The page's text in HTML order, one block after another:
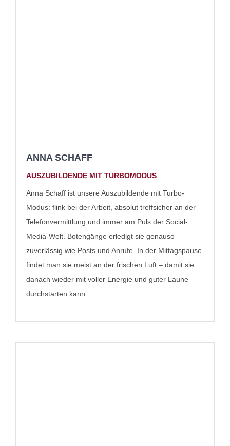
ANNA SCHAFF
AUSZUBILDENDE MIT TURBOMODUS
Anna Schaff ist unsere Auszubildende mit Turbo-
Modus: flink bei der Arbeit, absolut treffsicher an der
Telefonvermittlung und immer am Puls der Social-
Media-Welt. Botengänge erledigt sie genauso
zuverlässig wie Posts und Anrufe. In der Mittagspause
findet man sie meist an der frischen Luft – damit sie
danach wieder mit voller Energie und guter Laune
durchstarten kann.